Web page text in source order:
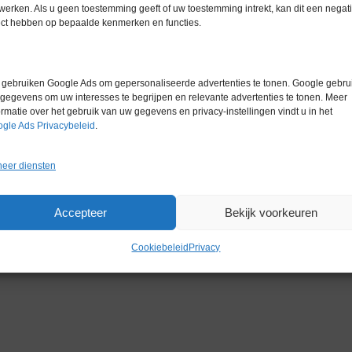
Als u geen toestemming geeft of uw toestemming intrekt, kan dit een
hebben op bepaalde kenmerken en functies.
gebruiken Google Ads om gepersonaliseerde advertenties te tonen. Google
om uw interesses te begrijpen en relevante advertenties te tonen. Meer
over het gebruik van uw gegevens en privacy-instellingen vindt u in het
Ads Privacybeleid
diensten
Accepteer Bekijk voorkeuren
Cookiebeleid Privacy
– 400 M, Uitlezingen pair-
Kits, Datakwaliteit – >75% hoger
– 400 MB, Uitlezingen pair-
Kits, Datakwaliteit – >75%
– 130 MB, Uitlezingen pair-
Kits, Datakwaliteit – >75%
– 130M, Uitlezingen pair-end
Datakwaliteit – >75% hoger dan